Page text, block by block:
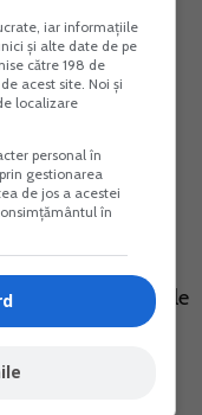
fi: Echiparea cu
HDD-ului
imbunatatita
laptop:
a identifica cauzele
laptopului.
a detecta
iar informațiile
și alte date de pe
către 198 de
acest site. Noi și
localizare
personal în
gestionarea
de jos a acestei
în